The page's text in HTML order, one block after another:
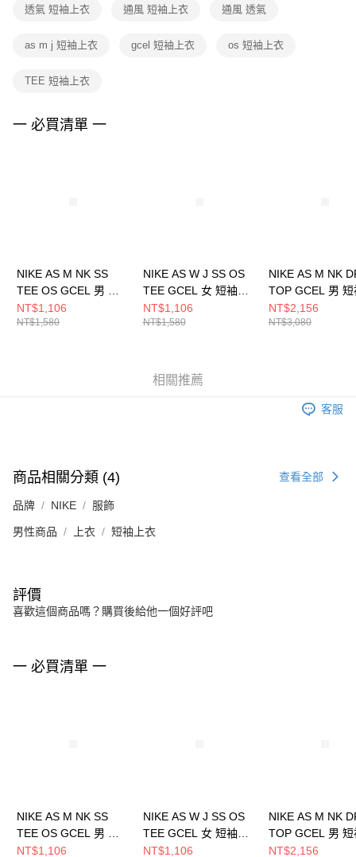
１．透過由恩沛科技股份有限公司提供之「AFTEE先享後付」服務完成之交
權轉讓予恩沛科技股份有限公司。
３．未成年的使用者請事先徵得法定代理人或監護人之同意方可使用
４．使用「AFTEE先享後付」時，將依據個別帳號之用戶狀況，依本公司即
透氣 短袖上衣 通風 短袖上衣 通風 透氣
as m j 短袖上衣 gcel 短袖上衣 os 短袖上衣
TEE 短袖上衣
一 必買清單 一
NIKE AS M NK SS
TEE OS GCEL 男 短
袖上衣 IH9269010
NT$1,106
NT$1,580
NIKE AS W J SS OS
TEE GCEL 女 短袖上
衣 II0489100
NT$1,106
NT$1,580
NIKE AS M NK
TOP GCEL 男 短
衣 IH9267010
NT$2,156
NT$3,080
相關推薦
客服
商品相關分類 (4) 查看全部
品牌 NIKE 服飾
男性商品 上衣 短袖上衣
評價
喜歡這個商品嗎？購買後給他一個好評吧
一 必買清單 一
NIKE AS M NK SS
TEE OS GCEL 男 短
袖上衣 IH9269010
NT$1,106
NIKE AS W J SS OS
TEE GCEL 女 短袖上
衣 II0489100
NT$1,106
NIKE AS M NK
TOP GCEL 男 短
衣 IH9267010
NT$2,156